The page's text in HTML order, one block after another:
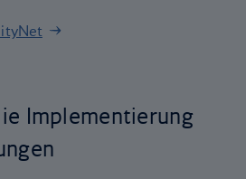
Implementierung